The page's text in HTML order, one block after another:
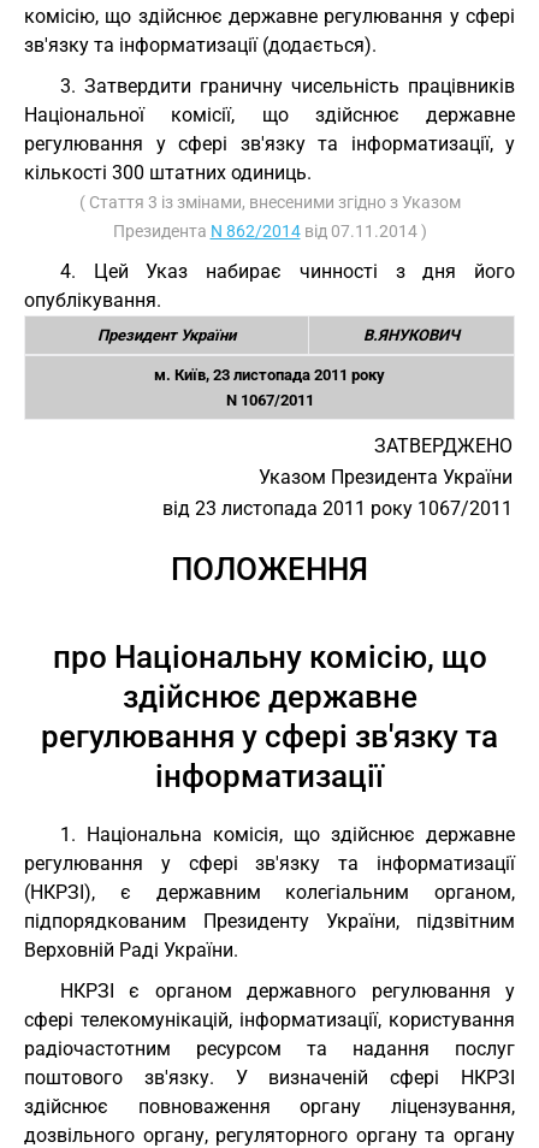
комісію, що здійснює державне регулювання у сфері
зв'язку та інформатизації (додається).
3. Затвердити граничну чисельність працівників
Національної комісії, що здійснює державне
регулювання у сфері зв'язку та інформатизації, у
кількості 300 штатних одиниць.
( Стаття 3 із змінами, внесеними згідно з Указом
Президента N 862/2014від 07.11.2014 )
4. Цей Указ набирає чинності з дня його
опублікування.
Президент України В.ЯНУКОВИЧ
м. Київ, 23 листопада 2011 року
N 1067/2011
ЗАТВЕРДЖЕНО
Указом Президента України
від 23 листопада 2011 року 1067/2011
ПОЛОЖЕННЯ
про Національну комісію, що
здійснює державне
регулювання у сфері зв'язку та
інформатизації
1. Національна комісія, що здійснює державне
регулювання у сфері зв'язку та інформатизації
(НКРЗІ), є державним колегіальним органом,
підпорядкованим Президенту України, підзвітним
Верховній Раді України.
НКРЗІ є органом державного регулювання у
сфері телекомунікацій, інформатизації, користування
радіочастотним ресурсом та надання послуг
поштового зв'язку. У визначеній сфері НКРЗІ
здійснює повноваження органу ліцензування,
дозвільного органу, регуляторного органу та органу